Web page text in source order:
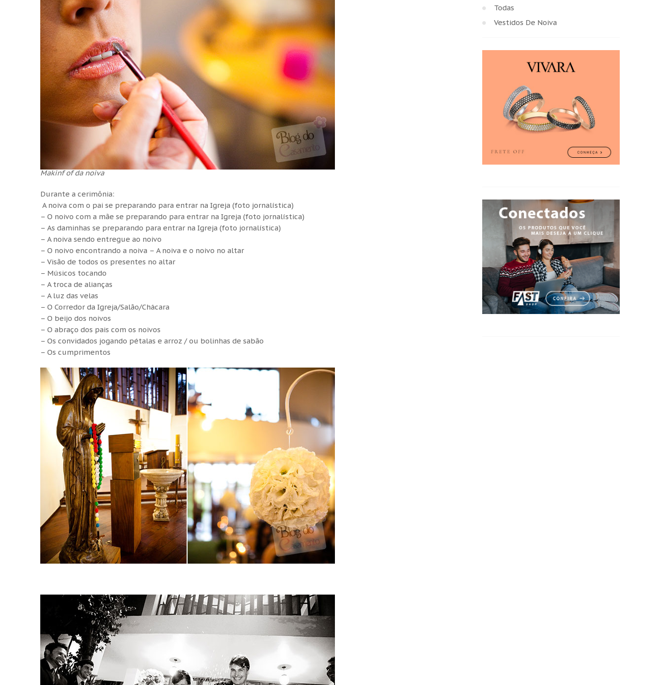
Makinf of da noiva
Durante a cerimônia:
A noiva com o pai se preparando para entrar na Igreja (foto jornalística)
– O noivo com a mãe se preparando para entrar na Igreja (foto jornalística)
– As daminhas se preparando para entrar na Igreja (foto jornalística)
– A noiva sendo entregue ao noivo
– O noivo encontrando a noiva – A noiva e o noivo no altar
– Visão de todos os presentes no altar
– Músicos tocando
– A troca de alianças
– A luz das velas
– O Corredor da Igreja/Salão/Chácara
– O beijo dos noivos
– O abraço dos pais com os noivos
– Os convidados jogando pétalas e arroz / ou bolinhas de sabão
– Os cumprimentos
Todas
Vestidos De Noiva